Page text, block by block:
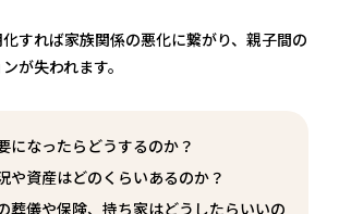
すれば家族関係の悪化に繋がり、親子間の
が失われます。
になったらどうするのか？
や資産はどのくらいあるのか？
葬儀や保険、持ち家はどうしたらいいの